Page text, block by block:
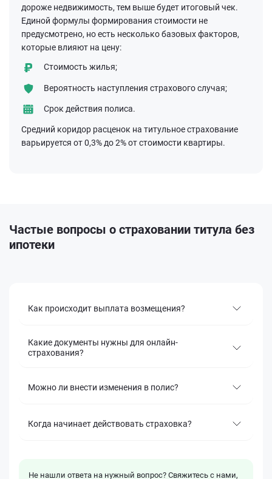
дороже недвижимость, тем выше будет итоговый чек.
Единой формулы формирования стоимости не
предусмотрено, но есть несколько базовых факторов,
которые влияют на цену:
Стоимость жилья;
Вероятность наступления страхового случая;
Срок действия полиса.
Средний коридор расценок на титульное страхование
варьируется от 0,3% до 2% от стоимости квартиры.
Частые вопросы о страховании титула без
ипотеки
Как происходит выплата возмещения?
Какие документы нужны для онлайн-
страхования?
Можно ли внести изменения в полис?
Когда начинает действовать страховка?
Не нашли ответа на нужный вопрос? Свяжитесь с нами,